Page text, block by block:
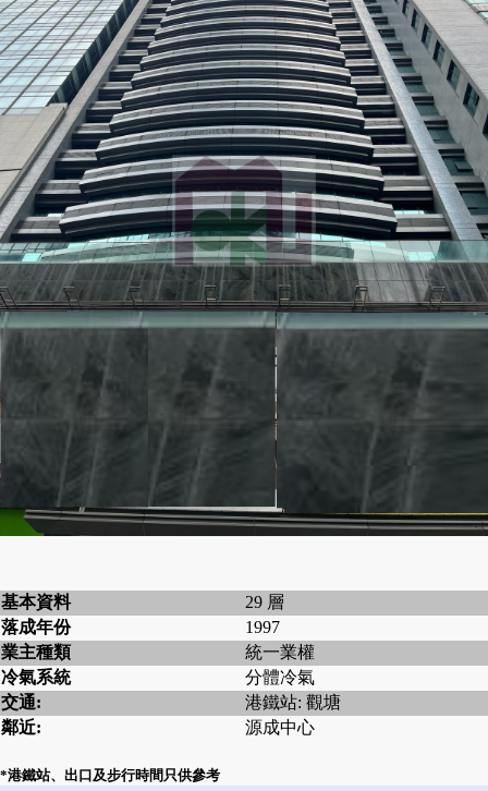
基本資料
29 層
落成年份
1997
業主種類
統一業權
冷氣系統
分體冷氣
交通:
港鐵站: 觀塘
鄰近:
源成中心
*港鐵站、出口及步行時間只供參考